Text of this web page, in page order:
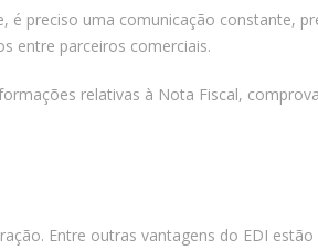
preciso uma comunicação constante,
entre parceiros comerciais.
relativas à Nota Fiscal,
Entre outras vantagens do EDI estão